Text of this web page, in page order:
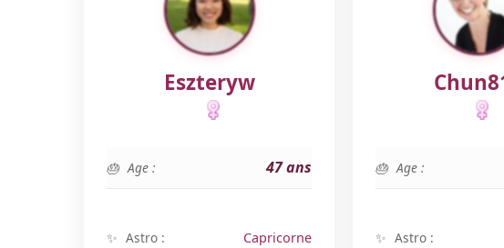
Eszteryw
Age : 47 ans
Astro : Capricorne
Age :
Astro :